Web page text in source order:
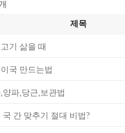
제목
기 삶을 때
국 만드는법
양파,당근,보관법
국 간 맞추기 절대 비법?